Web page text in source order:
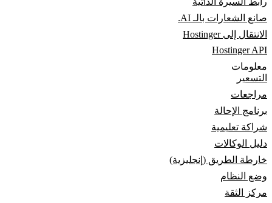
صانع الشعارات بالـ AI.
الانتقال إلى Hostinger
Hostinger API
معلومات
التسعير
مراجعات
برنامج الإحالة
شراكة تعليمية
دليل الوكالات
خارطة الطريق (إنجليزية)
وضع النظام
مركز الثقة